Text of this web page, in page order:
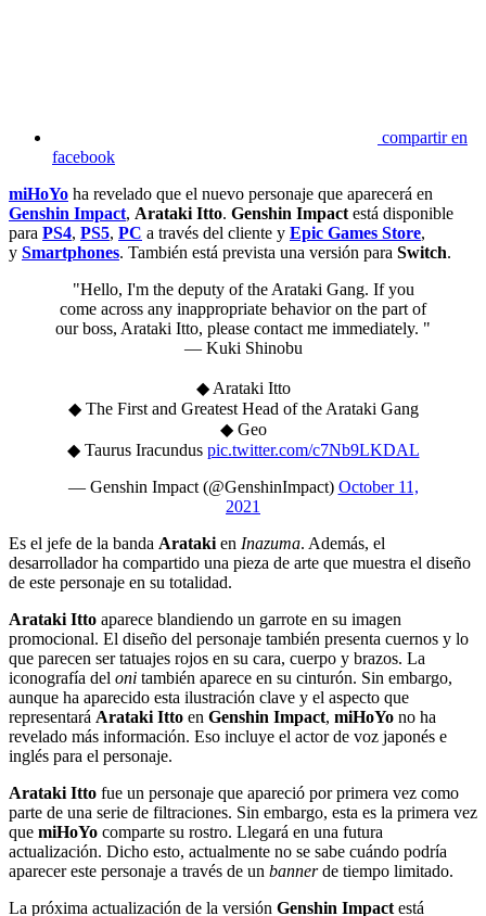
compartir en
facebook
miHoYo ha revelado que el nuevo personaje que aparecerá en
Genshin Impact, Arataki Itto. Genshin Impact está disponible
para PS4, PS5, PC a través del cliente y Epic Games Store,
y Smartphones. También está prevista una versión para Switch.
"Hello, I'm the deputy of the Arataki Gang. If you
come across any inappropriate behavior on the part of
our boss, Arataki Itto, please contact me immediately. "
— Kuki Shinobu
◆ Arataki Itto
◆ The First and Greatest Head of the Arataki Gang
◆ Geo
◆ Taurus Iracundus pic.twitter.com/c7Nb9LKDAL
— Genshin Impact (@GenshinImpact) October 11,
2021
Es el jefe de la banda Arataki en Inazuma. Además, el
desarrollador ha compartido una pieza de arte que muestra el diseño
de este personaje en su totalidad.
Arataki Itto aparece blandiendo un garrote en su imagen
promocional. El diseño del personaje también presenta cuernos y lo
que parecen ser tatuajes rojos en su cara, cuerpo y brazos. La
iconografía del oni también aparece en su cinturón. Sin embargo,
aunque ha aparecido esta ilustración clave y el aspecto que
representará Arataki Itto en Genshin Impact, miHoYo no ha
revelado más información. Eso incluye el actor de voz japonés e
inglés para el personaje.
Arataki Itto fue un personaje que apareció por primera vez como
parte de una serie de filtraciones. Sin embargo, esta es la primera vez
que miHoYo comparte su rostro. Llegará en una futura
actualización. Dicho esto, actualmente no se sabe cuándo podría
aparecer este personaje a través de un bannerde tiempo limitado.
La próxima actualización de la versión Genshin Impact está